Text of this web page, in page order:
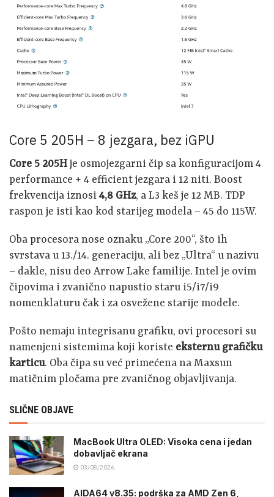
Core 5 205H – 8 jezgara, bez iGPU
Core 5 205H je osmojezgarni čip sa konfiguracijom 4
performance + 4 efficient jezgara i 12 niti. Boost
frekvencija iznosi 4,8 GHz, a L3 keš je 12 MB. TDP
raspon je isti kao kod starijeg modela – 45 do 115W.
Oba procesora nose oznaku „Core 200“, što ih
svrstava u 13./14. generaciju, ali bez „Ultra“ u nazivu
– dakle, nisu deo Arrow Lake familije. Intel je ovim
čipovima i zvanično napustio staru i5/i7/i9
nomenklaturu čak i za osvežene starije modele.
Pošto nemaju integrisanu grafiku, ovi procesori su
namenjeni sistemima koji koriste eksternu grafičku
karticu. Oba čipa su već primećena na Maxsun
matičnim pločama pre zvaničnog objavljivanja.
SLIČNE OBJAVE
MacBook Ultra OLED: Visoka cena i jedan
dobavljač ekrana
03/08/2026
AIDA64 v8.35: podrška za AMD Zen 6,